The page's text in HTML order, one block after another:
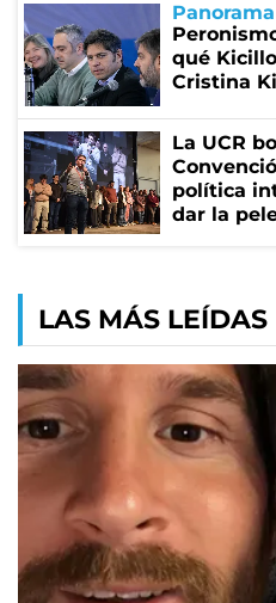
qué
Cristina
La UCR
política
dar la
LAS MÁS LEÍDAS